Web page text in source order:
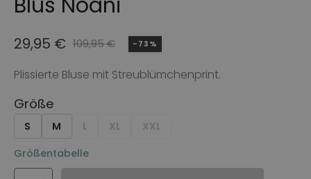
109,95€
Ursprünglicher
Preis
war:
109,95 €
29,95 €
Aktueller
Preis
ist:
29,95 €.
-73%
Plissierte Bluse mit Streublümchenprint.
Größe
S M L XL
XXL
Größentabelle